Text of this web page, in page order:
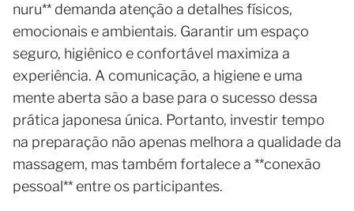
nuru** demanda atenção a detalhes físicos,
emocionais e ambientais. Garantir um espaço
seguro, higiênico e confortável maximiza a
experiência. A comunicação, a higiene e uma
mente aberta são a base para o sucesso dessa
prática japonesa única. Portanto, investir tempo
na preparação não apenas melhora a qualidade da
massagem, mas também fortalece a **conexão
pessoal** entre os participantes.